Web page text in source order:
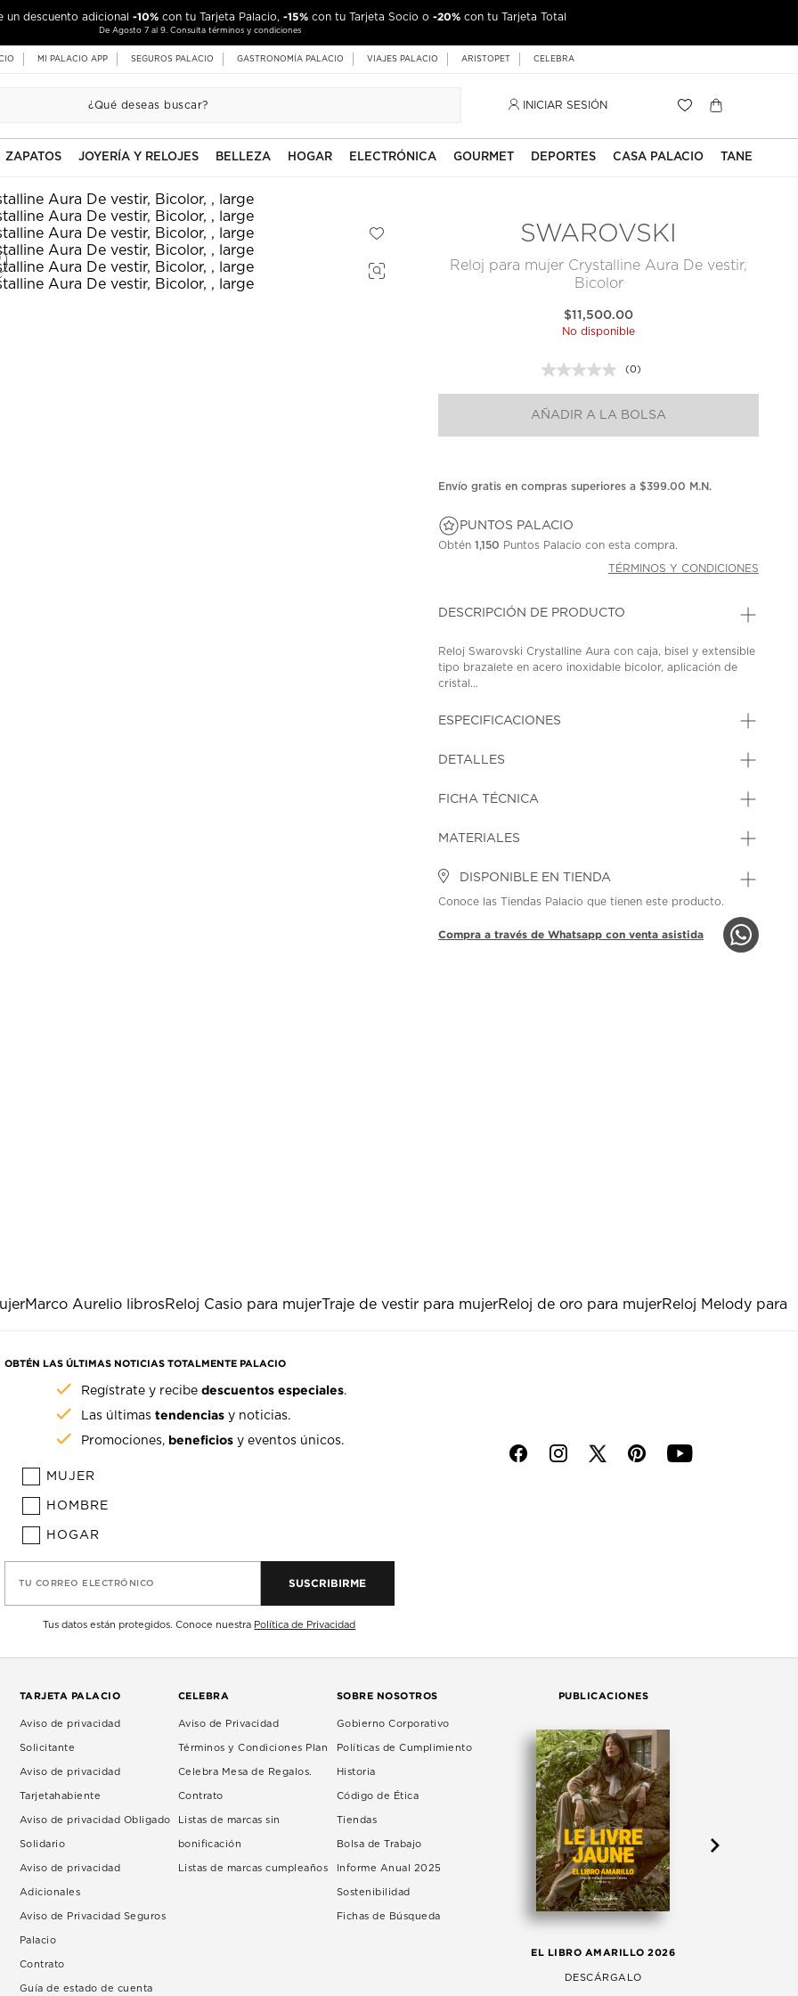
un descuento adicional -10% con tu Tarjeta Palacio, -15% con tu Tarjeta Socio o -20% con tu Tarjeta Total
De Agosto 7 al 9. Consulta términos y condiciones
MI PALACIO APP SEGUROS PALACIO GASTRONOMÍA PALACIO VIAJES PALACIO ARISTOPET CELEBRA
INICIAR SESIÓN
ZAPATOS JOYERÍA Y RELOJES BELLEZA HOGAR ELECTRÓNICA GOURMET DEPORTES CASA PALACIO TANE
SWAROVSKI
Reloj para mujer Crystalline Aura De vestir,
Bicolor
$11,500.00
No disponible
Sin
puntuación.
en
la
(0)
AÑADIR A LA BOLSA
Envío gratis en compras superiores a $399.00 M.N.
PUNTOS PALACIO
Obtén1,150 Puntos Palacio con esta compra.
TÉRMINOS Y CONDICIONES
DESCRIPCIÓN DE PRODUCTO
Reloj Swarovski Crystalline Aura con caja, bisel y extensible
tipo brazalete en acero inoxidable bicolor, aplicación de
cristal...
ESPECIFICACIONES
DETALLES
FICHA TÉCNICA
MATERIALES
DISPONIBLE EN TIENDA
Conoce las Tiendas Palacio que tienen este producto.
Compra a través de Whatsapp con venta asistida
Marco Aurelio librosReloj Casio para mujerTraje de vestir para mujerReloj de oro para mujerReloj Melody para
OBTÉN LAS ÚLTIMAS NOTICIAS TOTALMENTE PALACIO
Regístrate y recibedescuentos especiales.
Las últimastendencias y noticias.
Promociones, beneficios y eventos únicos.
MUJER
HOMBRE
HOGAR
TU CORREO ELECTRÓNICO SUSCRIBIRME
Tus datos están protegidos. Conoce nuestra Política de Privacidad
f i p y
TARJETA PALACIO
Aviso de privacidad
Solicitante
Aviso de privacidad
Tarjetahabiente
Aviso de privacidad Obligado
Solidario
Aviso de privacidad
Adicionales
Aviso de Privacidad Seguros
Palacio
Contrato
Guía de estado de cuenta
CELEBRA
Aviso de Privacidad
Términos y Condiciones Plan
Celebra Mesa de Regalos.
Contrato
Listas de marcas sin
bonificación
Listas de marcas cumpleaños
SOBRE NOSOTROS
Gobierno Corporativo
Políticas de Cumplimiento
Historia
Código de Ética
Tiendas
Bolsa de Trabajo
Informe Anual 2025
Sostenibilidad
Fichas de Búsqueda
PUBLICACIONES
EL LIBRO AMARILLO 2026
DESCÁRGALO